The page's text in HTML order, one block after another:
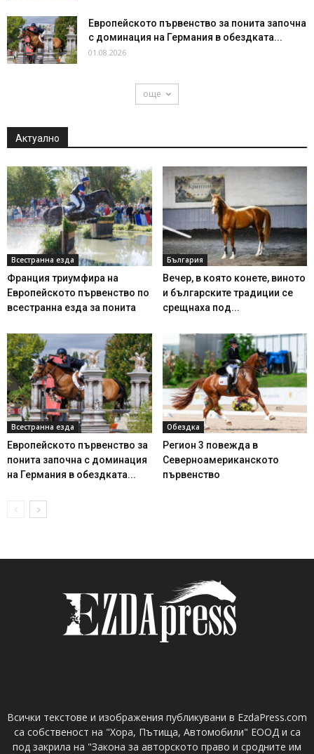
Европейското първенство за понита започна
с доминация на Германия в обездката...
01.08.2026
още
Актуално
Всестранна езда
Франция триумфира на
Европейското първенство по
всестранна езда за понита
България
Вечер, в която конете, виното
и българските традиции се
срещнаха под...
Всестранна езда
Европейското първенство за
понита започна с доминация
на Германия в обездката...
Обездка
Регион 3 повежда в
Северноамериканското
първенство
Всички текстове и изображения публикувани в EzdaPress.com
са собственост на "Хора, Пътища, Автомобили" ЕООД и са
под закрила на "Закона за авторското право и сродните им